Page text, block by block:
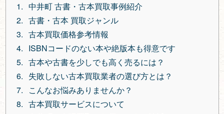
中井町 古書・古本買取事例紹介
古書・古本 買取ジャンル
古本買取価格参考情報
ISBNコードのない本や絶版本も得意です
古本や古書を少しでも高く売るには？
失敗しない古本買取業者の選び方とは？
こんなお悩みありませんか？
古本買取サービスについて